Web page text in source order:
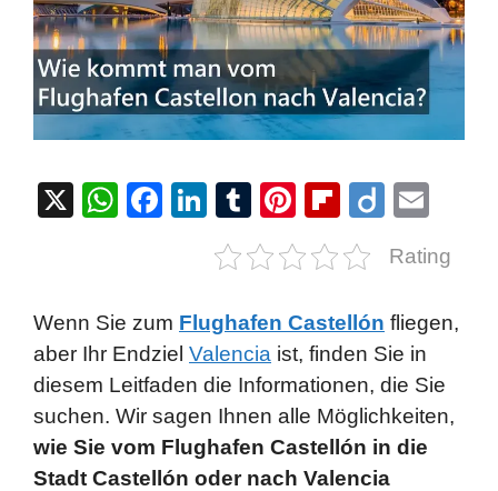
X
W
A
p
p
F
e
b
o
o
k
Li
n
k
e
dI
n
T
u
m
bl
r
Pi
nt
er
e
st
Fl
ip
b
o
ar
d
Di
o
ail
Rating
Wenn Sie zum Flughafen Castellón fliegen,
aber Ihr Endziel Valencia ist, finden Sie in
diesem Leitfaden die Informationen, die Sie
suchen. Wir sagen Ihnen alle Möglichkeiten,
wie Sie vom Flughafen Castellón in die
Stadt Castellón oder nach Valencia